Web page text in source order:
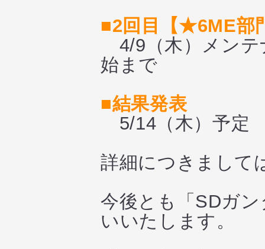
■2回目【★6ME部
4/9（木）メンテ
始まで
■結果発表
5/14（木）予定
詳細につきまして
今後とも「SDガ
いいたします。